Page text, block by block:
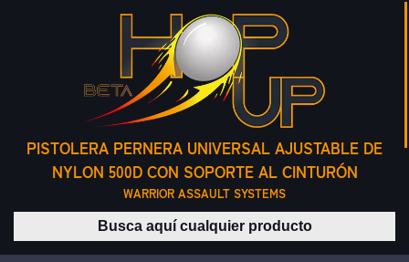
PISTOLERA PERNERA UNIVERSAL AJUSTABLE DE
NYLON 500D CON SOPORTE AL CINTURÓN
WARRIOR ASSAULT SYSTEMS
Buscar productos